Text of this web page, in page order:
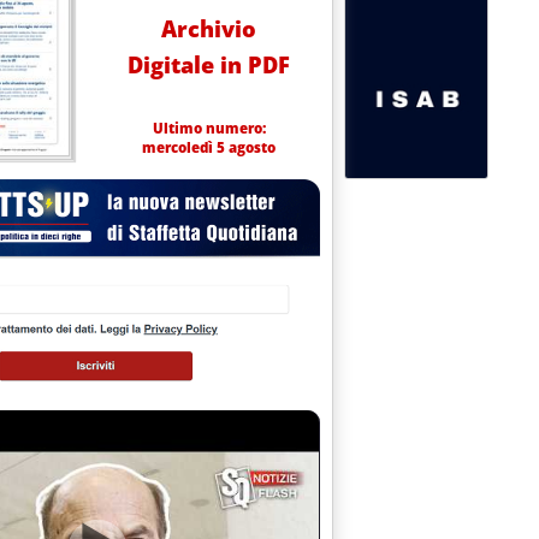
nel primo trimestre 2024'
Archivio
Digitale in PDF
Ultimo numero:
mercoledì 5 agosto